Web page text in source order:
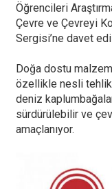
Öğrencileri
Çevre ve Çevreyi
Sergisi’ne davet
Doğa dostu
özellikle nesli
deniz
sürdürülebilir ve
amaçlanıyor.